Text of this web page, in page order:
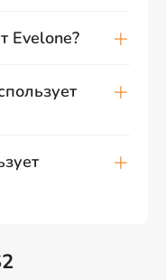
Evelone?